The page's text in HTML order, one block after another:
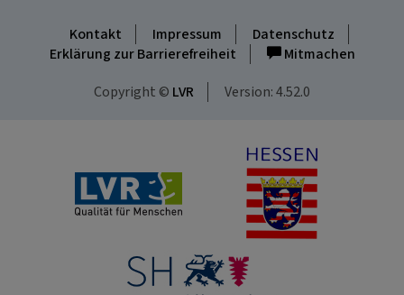
Kontakt Impressum
Datenschutz
Erklärung zur Barrierefreiheit
Mitmachen
Copyright © LVR Version: 4.52.0